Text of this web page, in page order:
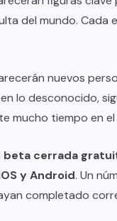
del mundo.
nuevos
lo desconocido,
mucho tiempo en
beta cerrada
y Android. Un
completado